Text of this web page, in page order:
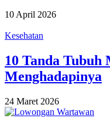
10 April 2026
Kesehatan
10 Tanda
Menghadapinya
24 Maret 2026